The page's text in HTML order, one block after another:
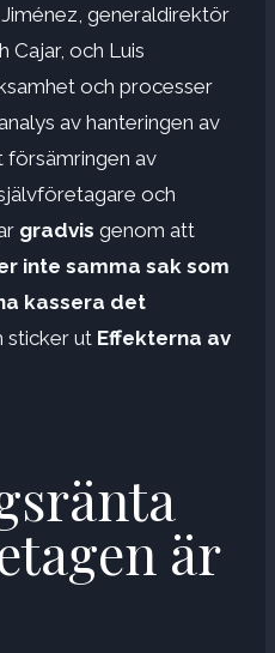
generaldirektör
och Luis
och processer
av hanteringen av
försämringen av
och
gradvis genom att
inte samma sak som
kassera det
sticker ut Effekterna av
är